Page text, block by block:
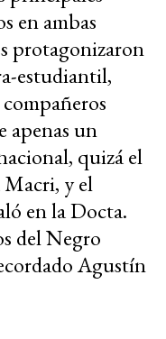
en ambas
protagonizaron
estudiantil,
apenas un
quizá el
Macri, y el
en la Docta.
del Negro
Agustín